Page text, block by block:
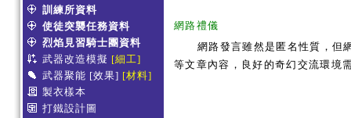
訓練所資料
使徒突襲任務資料
烈焰見習騎士團資料
武器改造模擬 [細工]
武器聚能 [效果] [材料]
製衣樣本
打鐵設計圖
網路禮儀
網路發言雖然是匿名性質，但
等文章內容，良好的奇幻交流環境